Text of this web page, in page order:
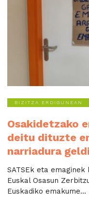
BIZITZA ERDIGUNEAN
Osakidetzako
deitu dituzte
narriadura
SATSEk eta
Euskal Osasun
Euskadiko emakume...